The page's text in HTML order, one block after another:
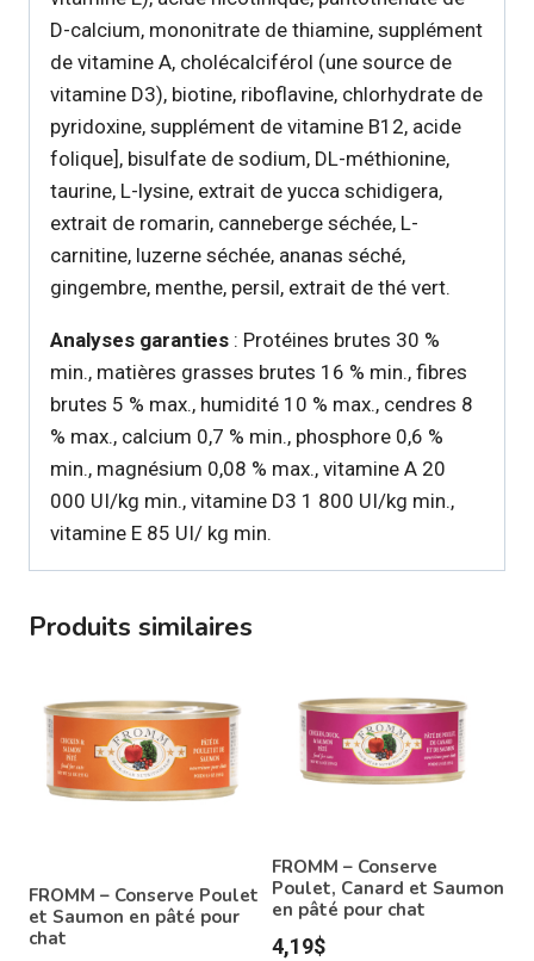
D-calcium, mononitrate de thiamine, supplément
de vitamine A, cholécalciférol (une source de
vitamine D3), biotine, riboflavine, chlorhydrate de
pyridoxine, supplément de vitamine B12, acide
folique], bisulfate de sodium, DL-méthionine,
taurine, L-lysine, extrait de yucca schidigera,
extrait de romarin, canneberge séchée, L-
carnitine, luzerne séchée, ananas séché,
gingembre, menthe, persil, extrait de thé vert.
Analyses garanties : Protéines brutes 30 %
min., matières grasses brutes 16 % min., fibres
brutes 5 % max., humidité 10 % max., cendres 8
% max., calcium 0,7 % min., phosphore 0,6 %
min., magnésium 0,08 % max., vitamine A 20
000 UI/kg min., vitamine D3 1 800 UI/kg min.,
vitamine E 85 UI/ kg min.
Produits similaires
FROMM – Conserve Poulet
et Saumon en pâté pour
chat
FROMM – Conserve
Poulet, Canard et Saumon
en pâté pour chat
4,19$